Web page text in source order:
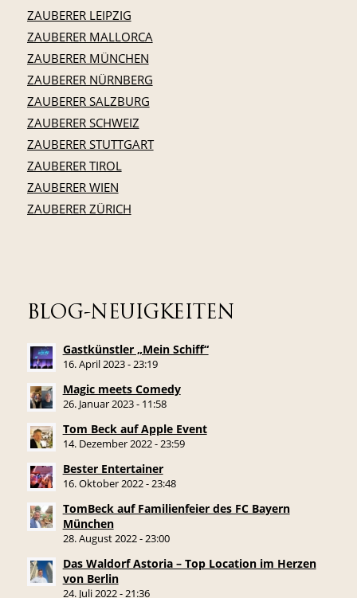
ZAUBERER LEIPZIG
ZAUBERER MALLORCA
ZAUBERER MÜNCHEN
ZAUBERER NÜRNBERG
ZAUBERER SALZBURG
ZAUBERER SCHWEIZ
ZAUBERER STUTTGART
ZAUBERER TIROL
ZAUBERER WIEN
ZAUBERER ZÜRICH
BLOG-NEUIGKEITEN
Gastkünstler „Mein Schiff“
16. April 2023 - 23:19
Magic meets Comedy
26. Januar 2023 - 11:58
Tom Beck auf Apple Event
14. Dezember 2022 - 23:59
Bester Entertainer
16. Oktober 2022 - 23:48
TomBeck auf Familienfeier des FC Bayern
München
28. August 2022 - 23:00
Das Waldorf Astoria – Top Location im Herzen
von Berlin
24. Juli 2022 - 21:36